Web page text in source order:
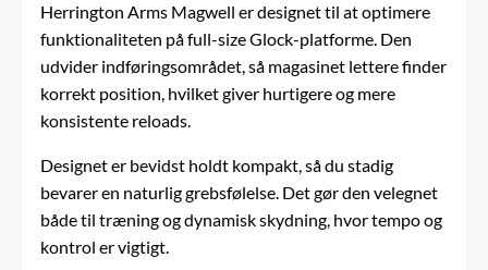
Herrington Arms Magwell er designet til at optimere
funktionaliteten på full-size Glock-platforme. Den
udvider indføringsområdet, så magasinet lettere finder
korrekt position, hvilket giver hurtigere og mere
konsistente reloads.
Designet er bevidst holdt kompakt, så du stadig
bevarer en naturlig grebsfølelse. Det gør den velegnet
både til træning og dynamisk skydning, hvor tempo og
kontrol er vigtigt.